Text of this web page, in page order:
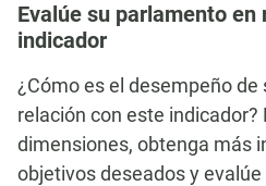
Evalúe su parlamento
indicador
¿Cómo es el desempeño
relación con este indicador?
dimensiones, obtenga más
objetivos deseados y evalúe